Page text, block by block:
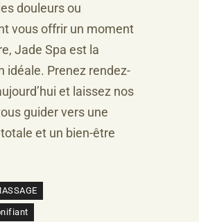
douleurs ou
vous offrir un moment
Jade Spa est la
idéale. Prenez rendez-
et laissez nos
guider vers une
et un bien-être